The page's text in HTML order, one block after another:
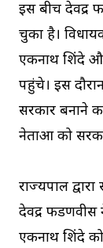
इस बीच देवेंद्र
चुका है।
एकनाथ शिंदे
पहुंचे। इस
सरकार बनाने
नेताओं को
राज्यपाल
देवेंद्र फडणवीस
एकनाथ शिंदे